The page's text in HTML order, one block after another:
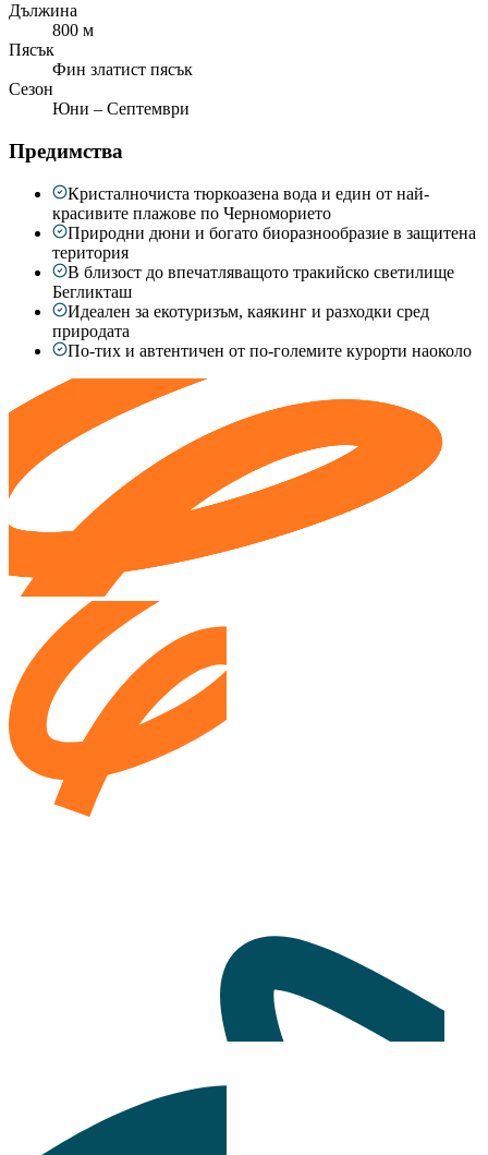
Дължина
800 м
Пясък
Фин златист пясък
Сезон
Юни – Септември
Предимства
Кристалночиста тюркоазена вода и един от най-
красивите плажове по Черноморието
Природни дюни и богато биоразнообразие в защитена
територия
В близост до впечатляващото тракийско светилище
Бегликташ
Идеален за екотуризъм, каякинг и разходки сред
природата
По-тих и автентичен от по-големите курорти наоколо